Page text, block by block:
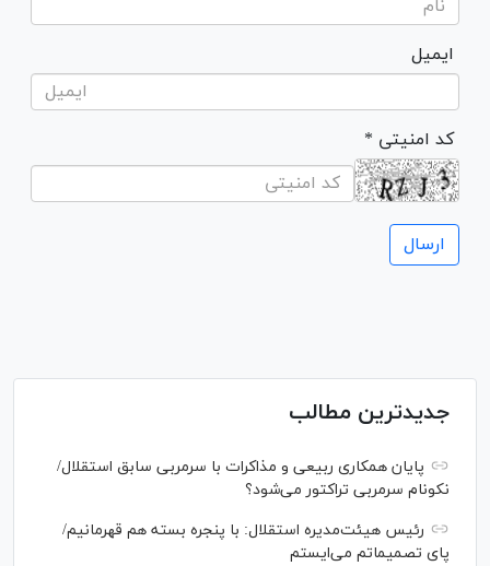
ایمیل
* کد امنیتی
جدیدترین مطالب
پایان همکاری ربیعی و مذاکرات با سرمربی سابق استقلال/
نکونام سرمربی تراکتور می‌شود؟
رئیس هیئت‌مدیره استقلال: با پنجره بسته هم قهرمانیم/
پای تصمیماتم می‌ایستم